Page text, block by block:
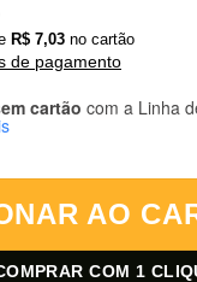
R$ 7,03 no cartão
de pagamento
cartão com a Linha
AO
COM 1